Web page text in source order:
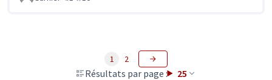
Résultats par page : 25
1 2